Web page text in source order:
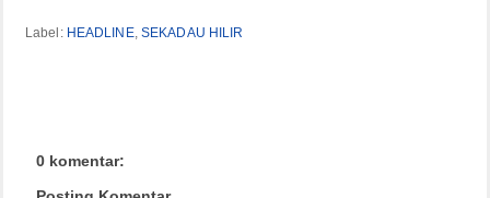
Label: HEADLINE, SEKADAU HILIR
0 komentar: